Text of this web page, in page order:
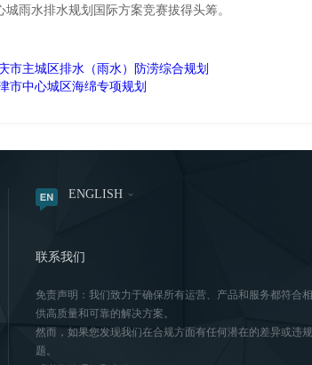
城雨水排水规划国际方案竞赛拔得头筹。
市主城区排水（雨水）防涝综合规划
市中心城区海绵专项规划
ENGLISH
联系我们
免责声明：我们致力于确保所有运营、产品和服务都符合
供高质量和可靠的解决方案。
然而，如果您发现我们在合规方面有任何潜在的差异或违
题。